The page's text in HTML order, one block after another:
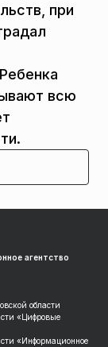
при
всю
агентство
области
«Цифровые
«Информационное